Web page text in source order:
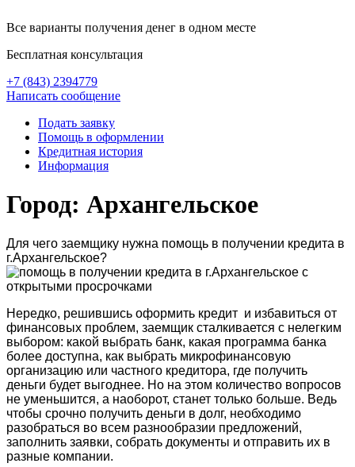
Все варианты получения денег в одном месте
Бесплатная консультация
+7 (843) 2394779
Написать сообщение
Подать заявку
Помощь в оформлении
Кредитная история
Информация
Город: Архангельское
Для чего заемщику нужна помощь в получении кредита в
г.Архангельское?
Нередко, решившись оформить кредит и избавиться от
финансовых проблем, заемщик сталкивается с нелегким
выбором: какой выбрать банк, какая программа банка
более доступна, как выбрать микрофинансовую
организацию или частного кредитора, где получить
деньги будет выгоднее. Но на этом количество вопросов
не уменьшится, а наоборот, станет только больше. Ведь
чтобы срочно получить деньги в долг, необходимо
разобраться во всем разнообразии предложений,
заполнить заявки, собрать документы и отправить их в
разные компании.